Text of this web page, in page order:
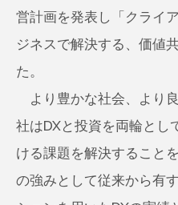
営計画を発表し「クライ
ジネスで解決する、価値
た。
より豊かな社会、より
社はDXと投資を両輪とし
ける課題を解決すること
の強みとして従来から有